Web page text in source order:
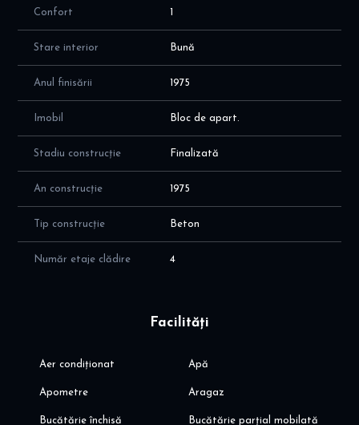
Confort 1
Stare interior Bună
Anul finisării 1975
Imobil Bloc de apart.
Stadiu construcție Finalizată
An construcție 1975
Tip construcție Beton
Număr etaje clădire 4
Facilități
Aer condiționat Apă
Apometre Aragaz
Bucătărie închisă Bucătărie parțial mobilată